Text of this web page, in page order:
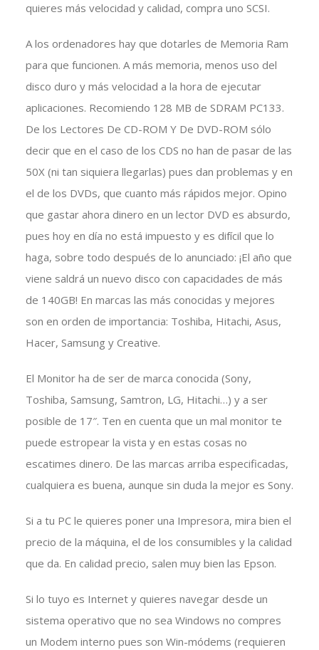
quieres más velocidad y calidad, compra uno SCSI.
A los ordenadores hay que dotarles de Memoria Ram
para que funcionen. A más memoria, menos uso del
disco duro y más velocidad a la hora de ejecutar
aplicaciones. Recomiendo 128 MB de SDRAM PC133.
De los Lectores De CD-ROM Y De DVD-ROM sólo
decir que en el caso de los CDS no han de pasar de las
50X (ni tan siquiera llegarlas) pues dan problemas y en
el de los DVDs, que cuanto más rápidos mejor. Opino
que gastar ahora dinero en un lector DVD es absurdo,
pues hoy en día no está impuesto y es difícil que lo
haga, sobre todo después de lo anunciado: ¡El año que
viene saldrá un nuevo disco con capacidades de más
de 140GB! En marcas las más conocidas y mejores
son en orden de importancia: Toshiba, Hitachi, Asus,
Hacer, Samsung y Creative.
El Monitor ha de ser de marca conocida (Sony,
Toshiba, Samsung, Samtron, LG, Hitachi…) y a ser
posible de 17″. Ten en cuenta que un mal monitor te
puede estropear la vista y en estas cosas no
escatimes dinero. De las marcas arriba especificadas,
cualquiera es buena, aunque sin duda la mejor es Sony.
Si a tu PC le quieres poner una Impresora, mira bien el
precio de la máquina, el de los consumibles y la calidad
que da. En calidad precio, salen muy bien las Epson.
Si lo tuyo es Internet y quieres navegar desde un
sistema operativo que no sea Windows no compres
un Modem interno pues son Win-módems (requieren